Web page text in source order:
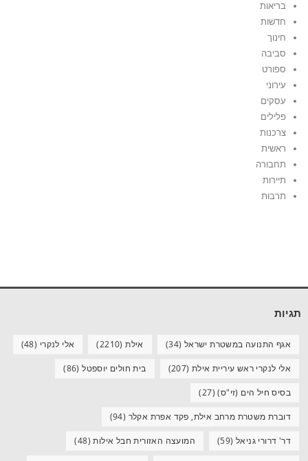
בריאות
חדשות
חינוך
סביבה
ספורט
עירוני
עסקים
פלילים
צרכנות
ראשית
תחבורה
תיירות
תרבות
תגיות
אגף התנועה במשטרת ישראל (34) אילת(2210) אלי לנקרי (48)
אלי לנקרי ראש עיריית אילת (207) בית חולים יוספטל(86)
בסיס חיל הים (זי"ס)(27)
דוברת משטרת מרחב אילת, פקד אפרת אקלר (94)
דר' דרורי גניאל (59) המועצה האזורית חבל אילות(48)